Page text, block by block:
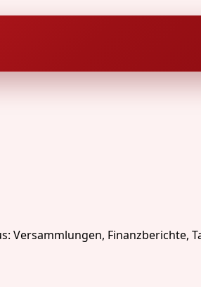
Finanzberichte,